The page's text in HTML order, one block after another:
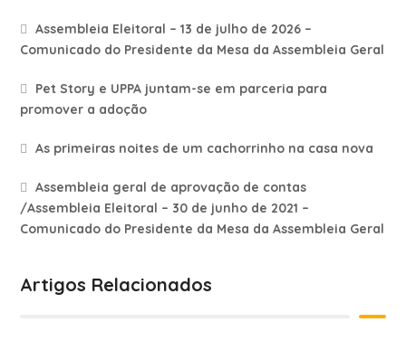
Assembleia Eleitoral – 13 de julho de 2026 –
Comunicado do Presidente da Mesa da Assembleia Geral
Pet Story e UPPA juntam-se em parceria para
promover a adoção
As primeiras noites de um cachorrinho na casa nova
Assembleia geral de aprovação de contas
/Assembleia Eleitoral – 30 de junho de 2021 –
Comunicado do Presidente da Mesa da Assembleia Geral
Artigos Relacionados